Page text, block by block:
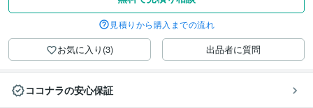
見積りから購入までの流れ
お気に入り(3) 出品者に質問
ココナラの安心保証